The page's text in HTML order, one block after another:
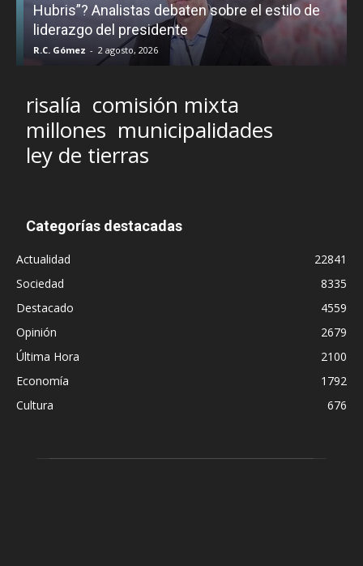
Hubris”? Analistas debaten sobre el estilo de
liderazgo del presidente
R.C. Gómez - 2 agosto, 2026
risalía comisión mixta
millones municipalidades
ley de tierras
Categorías destacadas
Actualidad
22841
Sociedad
8335
Destacado
4559
Opinión
2679
Última Hora
2100
Economía
1792
Cultura
676